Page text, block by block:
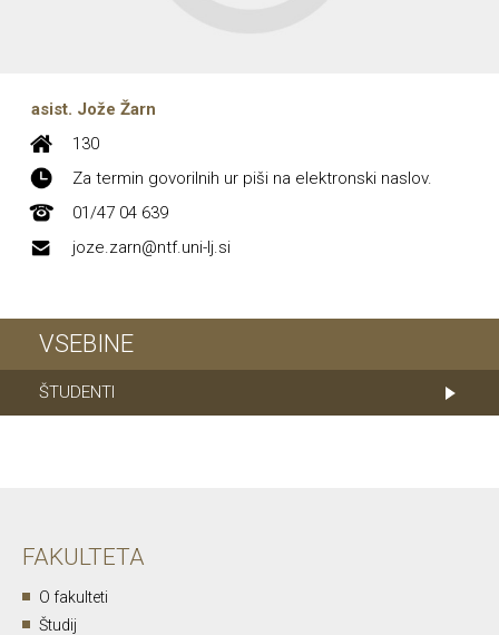
asist. Jože Žarn
130
Za termin govorilnih ur piši na elektronski naslov.
01/47 04 639
joze.zarn@ntf.uni-lj.si
VSEBINE
ŠTUDENTI
FAKULTETA
O fakulteti
Študij